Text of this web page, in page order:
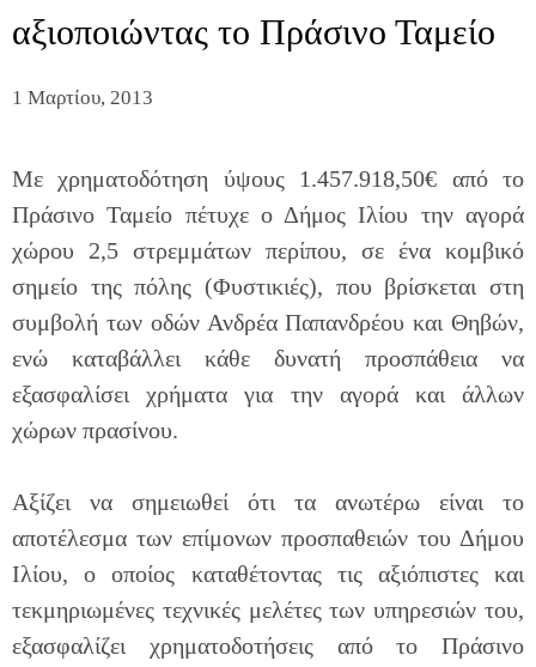
αξιοποιώντας το Πράσινο Ταμείο
1 Μαρτίου, 2013
Με χρηματοδότηση ύψους 1.457.918,50€ από το
Πράσινο Ταμείο πέτυχε ο Δήμος Ιλίου την αγορά
χώρου 2,5 στρεμμάτων περίπου, σε ένα κομβικό
σημείο της πόλης (Φυστικιές), που βρίσκεται στη
συμβολή των οδών Ανδρέα Παπανδρέου και Θηβών,
ενώ καταβάλλει κάθε δυνατή προσπάθεια να
εξασφαλίσει χρήματα για την αγορά και άλλων
χώρων πρασίνου.
Αξίζει να σημειωθεί ότι τα ανωτέρω είναι το
αποτέλεσμα των επίμονων προσπαθειών του Δήμου
Ιλίου, ο οποίος καταθέτοντας τις αξιόπιστες και
τεκμηριωμένες τεχνικές μελέτες των υπηρεσιών του,
εξασφαλίζει χρηματοδοτήσεις από το Πράσινο